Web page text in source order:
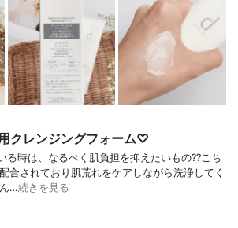
クレンジングフォーム♡
る時は、なるべく肌負担を抑えたいもの?? こち
合されており肌荒れをケアしながら洗浄してく
…続きを見る